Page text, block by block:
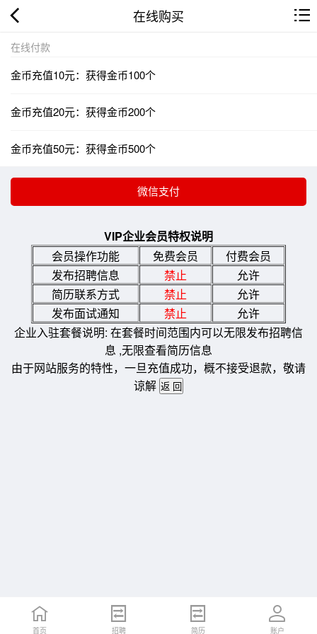
在线购买
在线付款
金币充值10元：获得金币100个
金币充值20元：获得金币200个
金币充值50元：获得金币500个
VIP企业会员特权说明
会员操作功能
免费会员
付费会员
发布招聘信息
禁止
允许
简历联系方式
禁止
允许
发布面试通知
禁止
允许
企业入驻套餐说明: 在套餐时间范围内可以无限发布招聘信
息 ,无限查看简历信息
由于网站服务的特性，一旦充值成功，概不接受退款，敬请
谅解
首页 招聘 简历 账户